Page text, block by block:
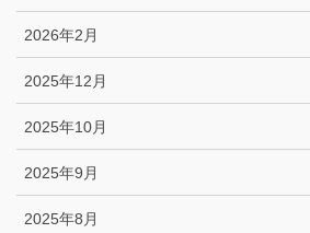
2026年2月
2025年12月
2025年10月
2025年9月
2025年8月